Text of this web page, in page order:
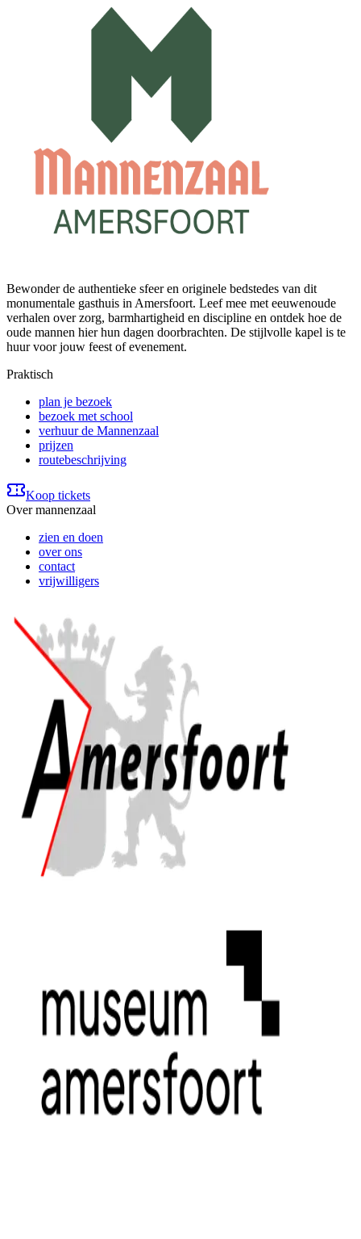
Bewonder de authentieke sfeer en originele bedstedes van dit
monumentale gasthuis in Amersfoort. Leef mee met eeuwenoude
verhalen over zorg, barmhartigheid en discipline en ontdek hoe de
oude mannen hier hun dagen doorbrachten. De stijlvolle kapel is te
huur voor jouw feest of evenement.
Praktisch
plan je bezoek
bezoek met school
verhuur de Mannenzaal
prijzen
routebeschrijving
Koop tickets
Over mannenzaal
zien en doen
over ons
contact
vrijwilligers